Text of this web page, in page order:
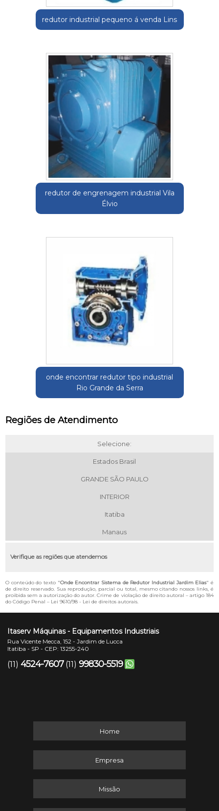
redutor industrial pequeno á venda Lins
redutor de engrenagem industrial Vila
Élvio
onde encontrar redutor tipo industrial
Rio Grande da Serra
Regiões de Atendimento
Selecione:
Estados Brasil
GRANDE SÃO PAULO
INTERIOR
Itatiba
Manaus
Verifique as regiões que atendemos
O conteúdo do texto "Onde Encontrar Sistema de Redutor Industrial Jardim Elias" é
de direito reservado. Sua reprodução, parcial ou total, mesmo citando nossos links, é
proibida sem a autorização do autor. Crime de violação de direito autoral – artigo 184
do Código Penal – Lei 9610/98 - Lei de direitos autorais.
Itaserv Máquinas - Equipamentos Industriais
Rua Vicente Mecca, 152 - Jardim de Lucca
Itatiba - SP - CEP: 13255-240
(11) 4524-7607 (11) 99830-5519
Home
Empresa
Missão